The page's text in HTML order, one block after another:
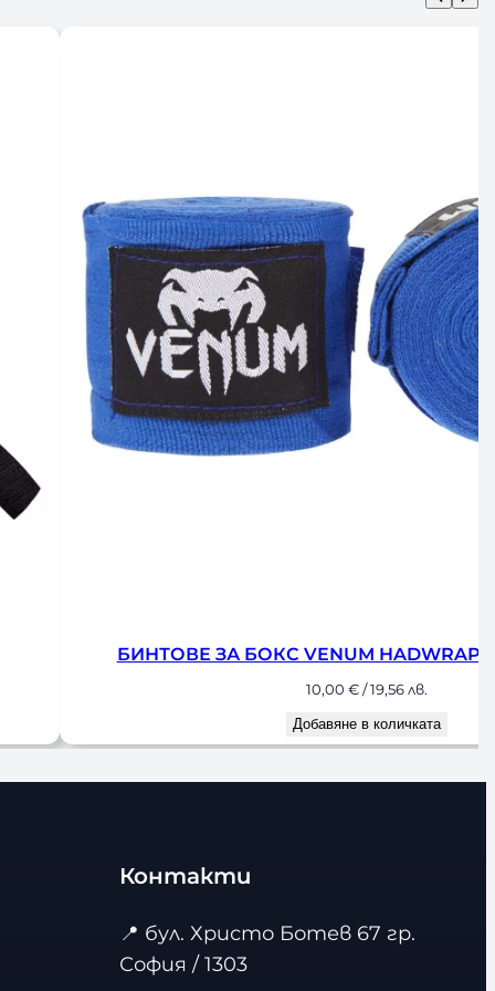
БИНТОВЕ ЗА БОКС VENUM HADWRAPS 250 cm
/ 19,56 лв.
Добавяне в количката
Контакти
📍 бул. Христо Ботев 67 гр.
София / 1303